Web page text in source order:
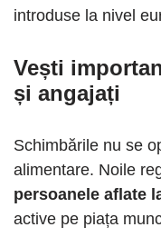
introduse la nivel
Vești
și angajați
Schimbările nu se
alimentare. Noile
persoanele aflate
active pe piața